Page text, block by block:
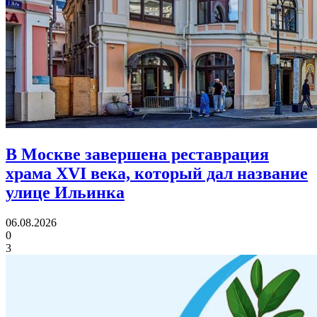
В Москве завершена реставрация
храма XVI века, который дал название
улице Ильинка
06.08.2026
0
3